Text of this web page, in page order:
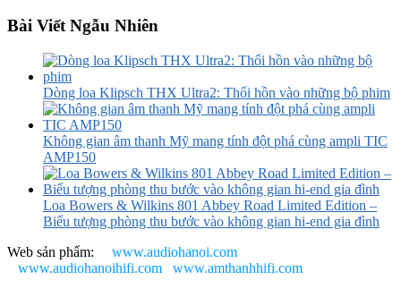
Bài Viết Ngẫu Nhiên
Dòng loa Klipsch THX Ultra2: Thổi hồn vào những bộ phim
Không gian âm thanh Mỹ mang tính đột phá cùng ampli TIC
AMP150
Loa Bowers & Wilkins 801 Abbey Road Limited Edition –
Biểu tượng phòng thu bước vào không gian hi-end gia đình
Web sản phẩm: www.audiohanoi.com
www.audiohanoihifi.com
www.amthanhhifi.com